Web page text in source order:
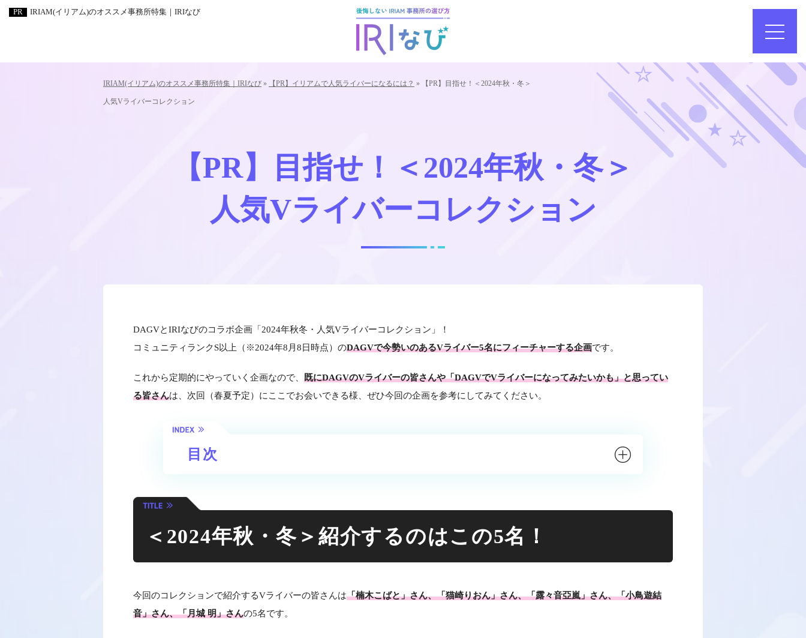
IRIAM(イリアム)のオススメ事務所特集｜IRIなび
IRIAM(イリアム)のオススメ事務所特集｜IRIなび » 【PR】イリアムで人気ライバーになるには？ » 【PR】目指せ！ ＜2024年秋・冬＞
人気Vライバーコレクション
【PR】目指せ！ ＜2024年秋・冬＞
人気Vライバーコレクション
DAGVとIRIなびのコラボ企画「2024年秋冬・人気Vライバーコレクション」！
コミュニティランクS以上（※2024年8月8日時点）のDAGVで今勢いのあるVライバー5名にフィーチャーする企画です。
これから定期的にやっていく企画なので、 既にDAGVのVライバーの皆さんや「DAGVでVライバーになってみたいかも」と思ってい
る皆さんは、次回（春夏予定）にここでお会いできる様、ぜひ今回の企画を参考にしてみてください。
目次
＜2024年秋・冬＞ 紹介するのはこの5名！
今回のコレクションで紹介するVライバーの皆さんは「楠木こばと」さん、「猫崎りおん」さん、「露々音亞嵐」さん、「小鳥遊結
音」さん、「月城 明」さんの5名です。